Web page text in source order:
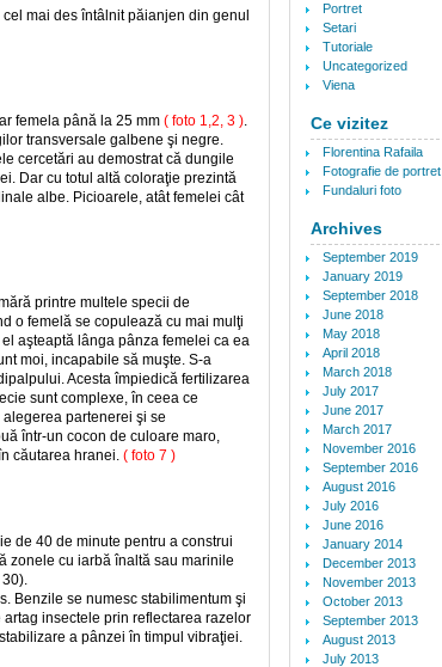
cel mai des întâlnit păianjen din genul
femela până la 25 mm ( foto 1,2, 3 ).
transversale galbene şi negre.
cercetări au demostrat că dungile
Dar cu totul altă coloraţie prezintă
albe. Picioarele, atât femelei cât
printre multele specii de
o femelă se copulează cu mai mulţi
aşteaptă lânga pânza femelei ca ea
moi, incapabile să muşte. S-a
Acesta împiedică fertilizarea
sunt complexe, în ceea ce
partenerei şi se
într-un cocon de culoare maro,
căutarea hranei. ( foto 7 )
de 40 de minute pentru a construi
zonele cu iarbă înaltă sau marinile
Benzile se numesc stabilimentum şi
insectele prin reflectarea razelor
a pânzei în timpul vibraţiei.
Portret
Setari
Tutoriale
Uncategorized
Viena
Ce vizitez
Florentina Rafaila
Fotografie de portret
Fundaluri foto
Archives
September 2019
January 2019
September 2018
June 2018
May 2018
April 2018
March 2018
July 2017
June 2017
March 2017
November 2016
September 2016
August 2016
July 2016
June 2016
January 2014
December 2013
November 2013
October 2013
September 2013
August 2013
July 2013